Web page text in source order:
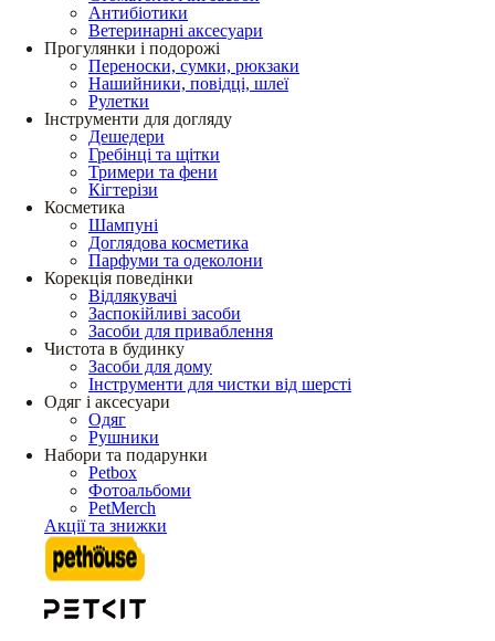
Антибіотики
Ветеринарні аксесуари
Прогулянки і подорожі
Переноски, сумки, рюкзаки
Нашийники, повідці, шлеї
Рулетки
Інструменти для догляду
Дешедери
Гребінці та щітки
Тримери та фени
Кігтерізи
Косметика
Шампуні
Доглядова косметика
Парфуми та одеколони
Корекція поведінки
Відлякувачі
Заспокійливі засоби
Засоби для приваблення
Чистота в будинку
Засоби для дому
Інструменти для чистки від шерсті
Одяг і аксесуари
Одяг
Рушники
Набори та подарунки
Petbox
Фотоальбоми
PetMerch
Акції та знижки